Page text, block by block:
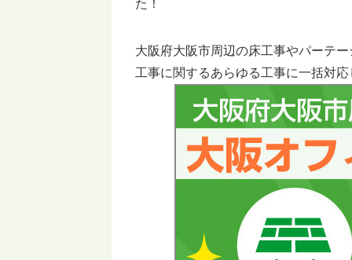
た！
大阪府大阪市周辺の床工事やパーテ
工事に関するあらゆる工事に一括対